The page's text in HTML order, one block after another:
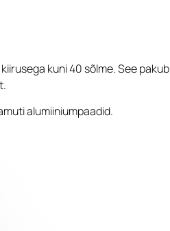
kuni 40 sõlme. See pakub
alumiiniumpaadid.